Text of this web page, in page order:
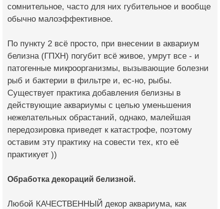
сомнительное, часто для них губительное и вообще
обычно малоэффективное.
По пункту 2 всё просто, при внесении в аквариум
белизна (ГПХН) погубит всё живое, умрут все - и
патогенные микроорганизмы, вызывающие болезни
рыб и бактерии в фильтре и, ес-но, рыбы.
Существует практика добавления белизны в
действующие аквариумы с целью уменьшения
нежелательных обрастаний, однако, малейшая
передозировка приведет к катастрофе, поэтому
оставим эту практику на совести тех, кто её
практикует ))
Обработка декораций белизной.
Любой КАЧЕСТВЕННЫЙ декор аквариума, как